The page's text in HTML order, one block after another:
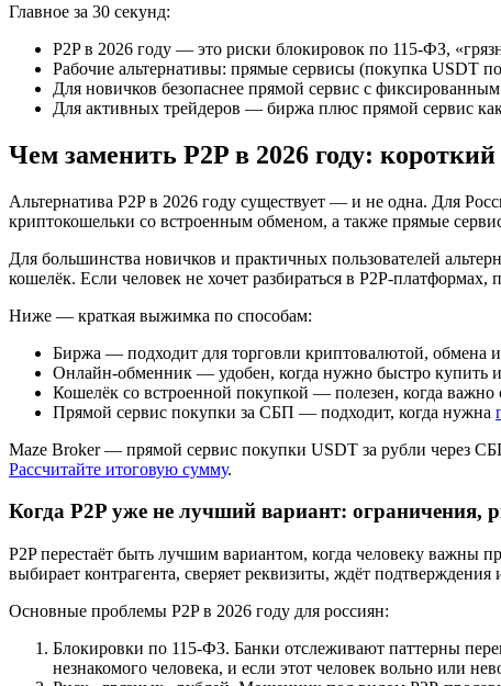
Главное за 30 секунд:
P2P в 2026 году — это риски блокировок по 115-ФЗ,
Рабочие альтернативы: прямые сервисы (покупка USDT
Для новичков безопаснее прямой сервис с
Для активных трейдеров — биржа плюс прямой сервис
Чем заменить P2P в 2026 году:
Альтернатива P2P в 2026 году существует — и не одна. Для
криптокошельки со встроенным обменом, а также прямые
Для большинства новичков и практичных пользователей
кошелёк. Если человек не хочет разбираться в P2P-
Ниже — краткая выжимка по способам:
Биржа — подходит для торговли криптовалютой, обмена
Онлайн-обменник — удобен, когда нужно быстро купить
Кошелёк со встроенной покупкой — полезен, когда
Прямой сервис покупки за СБП — подходит, когда нужна
Maze Broker — прямой сервис покупки USDT за рубли через
Рассчитайте итоговую сумму.
Когда P2P уже не лучший вариант: ограничения,
P2P перестаёт быть лучшим вариантом, когда человеку важны
выбирает контрагента, сверяет реквизиты, ждёт
Основные проблемы P2P в 2026 году для россиян:
Блокировки по 115-ФЗ. Банки отслеживают паттерны
незнакомого человека, и если этот человек вольно или